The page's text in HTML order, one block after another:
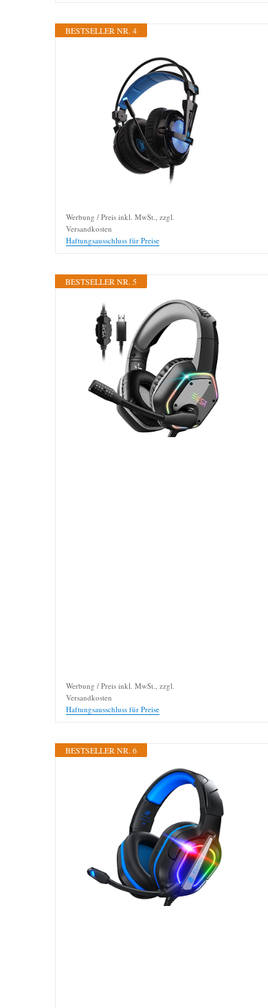
BESTSELLER NR. 4
Werbung / Preis inkl. MwSt., zzgl.
Versandkosten
Haftungsausschluss für Preise
BESTSELLER NR. 5
Werbung / Preis inkl. MwSt., zzgl.
Versandkosten
Haftungsausschluss für Preise
BESTSELLER NR. 6